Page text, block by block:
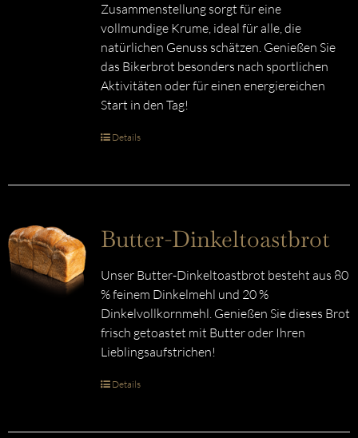
Zusammenstellung sorgt für eine
vollmundige Krume, ideal für alle, die
natürlichen Genuss schätzen. Genießen Sie
das Bikerbrot besonders nach sportlichen
Aktivitäten oder für einen energiereichen
Start in den Tag!
Details
Butter-Dinkeltoastbrot
Unser Butter-Dinkeltoastbrot besteht aus 80
% feinem Dinkelmehl und 20 %
Dinkelvollkornmehl. Genießen Sie dieses Brot
frisch getoastet mit Butter oder Ihren
Lieblingsaufstrichen!
Details